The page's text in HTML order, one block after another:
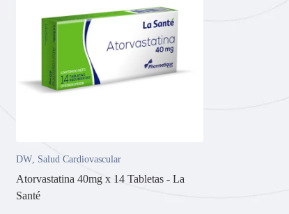
DW, Salud Cardiovascular
Atorvastatina 40mg x 14 Tabletas - La
Santé